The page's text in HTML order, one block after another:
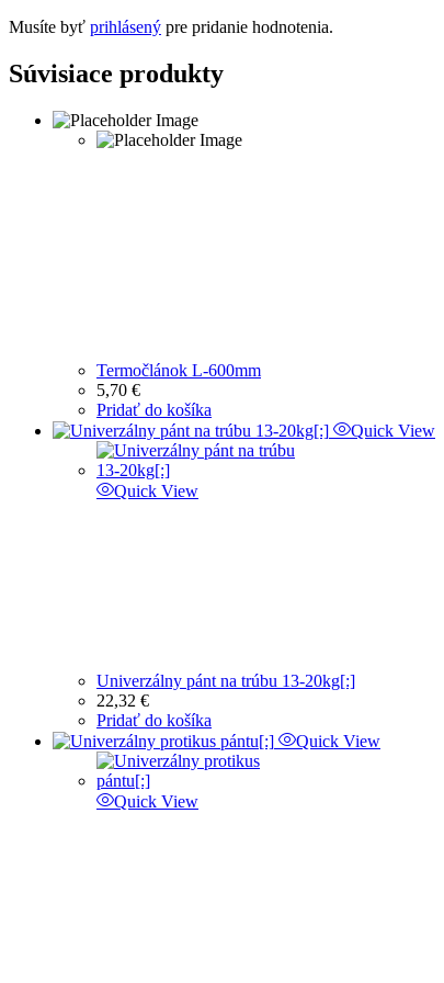
Musíte byť prihlásený pre pridanie hodnotenia.
Súvisiace produkty
Termočlánok L-600mm
5,70 €
Pridať do košíka
Quick View
Quick View
Univerzálny pánt na trúbu 13-20kg[:]
22,32 €
Pridať do košíka
Quick View
Quick View